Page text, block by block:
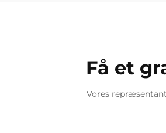
Få et
Vores